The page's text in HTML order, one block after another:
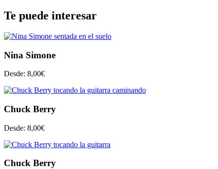
Te puede interesar
Nina Simone
Desde: 8,00€
Chuck Berry
Desde: 8,00€
Chuck Berry